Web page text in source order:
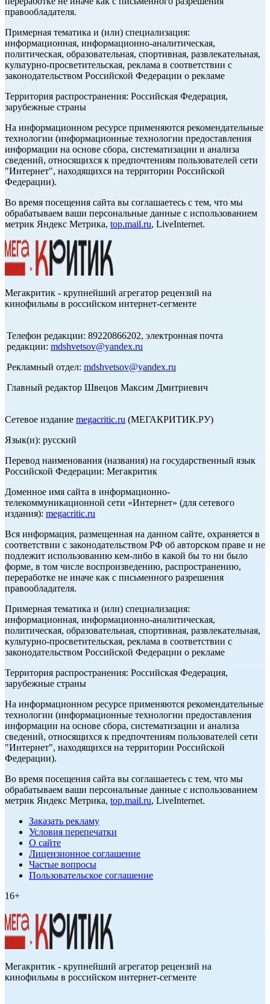
правообладателя.
Примерная тематика и (или) специализация:
информационная, информационно-аналитическая,
политическая, образовательная, спортивная, развлекательная,
культурно-просветительская, реклама в соответствии с
законодательством Российской Федерации о рекламе
Территория распространения: Российская Федерация,
зарубежные страны
На информационном ресурсе применяются рекомендательные
технологии (информационные технологии предоставления
информации на основе сбора, систематизации и анализа
сведений, относящихся к предпочтениям пользователей сети
"Интернет", находящихся на территории Российской
Федерации).
Во время посещения сайта вы соглашаетесь с тем, что мы
обрабатываем ваши персональные данные с использованием
метрик Яндекс Метрика, top.mail.ru, LiveInternet.
Мегакритик - крупнейший агрегатор рецензий на
кинофильмы в российском интернет-сегменте
Телефон редакции: 89220866202, электронная почта
редакции: mdshvetsov@yandex.ru
Рекламный отдел: mdshvetsov@yandex.ru
Главный редактор Швецов Максим Дмитриевич
Сетевое издание megacritic.ru (МЕГАКРИТИК.РУ)
Язык(и): русский
Перевод наименования (названия) на государственный язык
Российской Федерации: Мегакритик
Доменное имя сайта в информационно-
телекоммуникационной сети «Интернет» (для сетевого
издания): megacritic.ru
Вся информация, размещенная на данном сайте, охраняется в
соответствии с законодательством РФ об авторском праве и не
подлежит использованию кем-либо в какой бы то ни было
форме, в том числе воспроизведению, распространению,
переработке не иначе как с письменного разрешения
правообладателя.
Примерная тематика и (или) специализация:
информационная, информационно-аналитическая,
политическая, образовательная, спортивная, развлекательная,
культурно-просветительская, реклама в соответствии с
законодательством Российской Федерации о рекламе
Территория распространения: Российская Федерация,
зарубежные страны
На информационном ресурсе применяются рекомендательные
технологии (информационные технологии предоставления
информации на основе сбора, систематизации и анализа
сведений, относящихся к предпочтениям пользователей сети
"Интернет", находящихся на территории Российской
Федерации).
Во время посещения сайта вы соглашаетесь с тем, что мы
обрабатываем ваши персональные данные с использованием
метрик Яндекс Метрика, top.mail.ru, LiveInternet.
Заказать рекламу
Условия перепечатки
О сайте
Лицензионное соглашение
Частые вопросы
Пользовательское соглашение
16+
Мегакритик - крупнейший агрегатор рецензий на
кинофильмы в российском интернет-сегменте